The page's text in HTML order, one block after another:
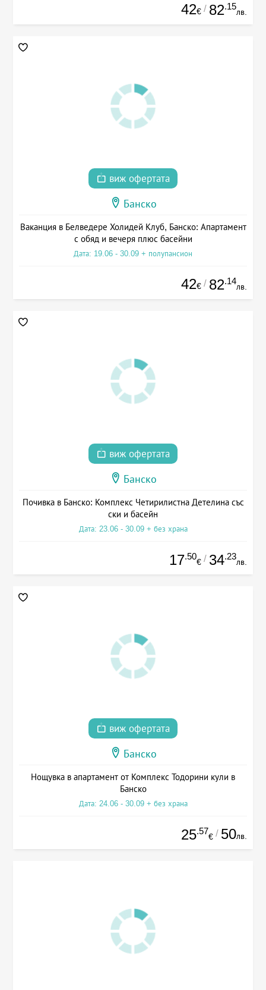
42€ / 82.15
лв.
виж офертата
Банско
Ваканция в Белведере Холидей Клуб, Банско: Апартамент
с обяд и вечеря плюс басейни
Дата: 19.06 - 30.09 + полупансион
42€ / 82.14
лв.
виж офертата
Банско
Почивка в Банско: Комплекс Четирилистна Детелина със
ски и басейн
Дата: 23.06 - 30.09 + без храна
17.50
€ / 34.23
лв.
виж офертата
Банско
Нощувка в апартамент от Комплекс Тодорини кули в
Банско
Дата: 24.06 - 30.09 + без храна
25.57
€ / 50лв.